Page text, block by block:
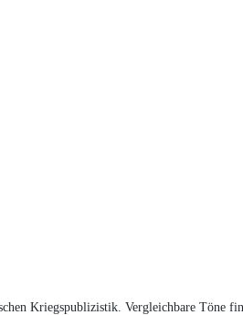
Kriegspublizistik. Vergleichbare Töne